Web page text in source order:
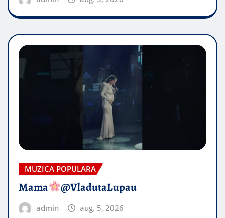
MUZICA POPULARA
Mama @VladutaLupau
admin aug. 5, 2026